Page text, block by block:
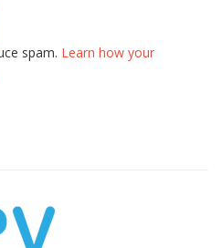
spam. Learn how your